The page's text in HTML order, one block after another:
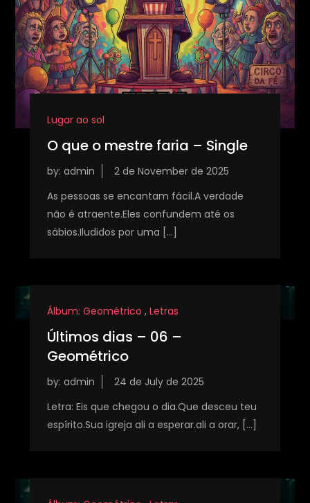
Lugar ao sol
O que o mestre faria – Single
by: admin
As pessoas se encantam fácil.A verdade
não é atraente.Eles confundem até os
sábios.Iludidos por uma […]
Álbum: Geométrico , Letras
Últimos dias – 06 –
Geométrico
by: admin
Letra: Eis que chegou o dia.Que desceu teu
espírito.Sua igreja ali a esperar.ali a orar, […]